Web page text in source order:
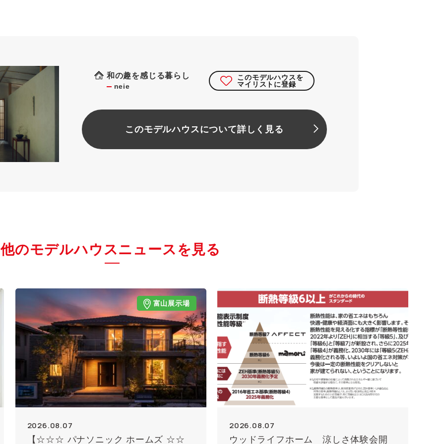
和の趣を感じる暮らし
neie
このモデルハウスを
マイリストに登録
このモデルハウスについて詳しく見る
他のモデルハウスニュースを見る
富山展示場
2026.08.07
【☆☆☆ パナソニック ホームズ ☆☆
2026.08.07
ウッドライフホーム 涼しさ体験会開